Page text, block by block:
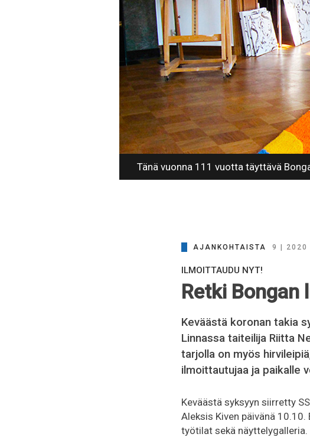
Tänä vuonna 111 vuotta täyttävä
AJANKOHTAISTA 9 | 2020
ILMOITTAUDU NYT!
Retki Bongan
Keväästä koronan takia
Linnassa taiteilija Riitta
tarjolla on myös
ilmoittautujaa ja paikalle
Keväästä syksyyn siirretty
Aleksis Kiven päivänä
työtilat sekä näyttelygalleria.